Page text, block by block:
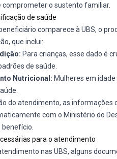
comprometer o sustento familiar.
de saúde
comparece à UBS, o
que inclui:
Para crianças, esse dado é
de saúde.
Nutricional: Mulheres em
do atendimento, as informações
com o Ministério do
para o atendimento
nas UBS, alguns